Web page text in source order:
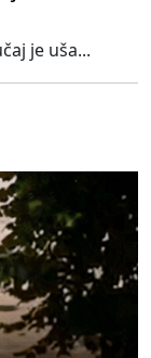
je uša...